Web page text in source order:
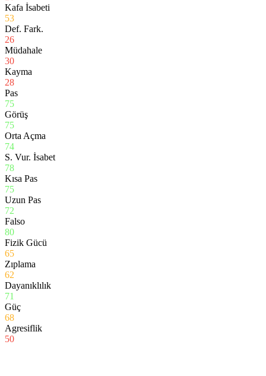
Kafa İsabeti
53
Def. Fark.
26
Müdahale
30
Kayma
28
Pas
75
Görüş
75
Orta Açma
74
S. Vur. İsabet
78
Kısa Pas
75
Uzun Pas
72
Falso
80
Fizik Gücü
65
Zıplama
62
Dayanıklılık
71
Güç
68
Agresiflik
50